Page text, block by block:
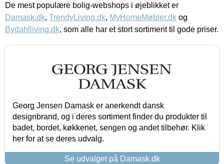
De mest populære bolig-webshops i øjeblikket er
Damask.dk, TrendyLiving.dk, MyHomeMøbler.dk og
Bydahlliving.dk, som alle har et stort sortiment til gode priser.
Georg Jensen Damask er anerkendt dansk
designbrand, og i deres sortiment finder du produkter til
badet, bordet, køkkenet, sengen og andet tilbehør. Klik
her for at se deres udvalg.
Se udvalget på Damask.dk